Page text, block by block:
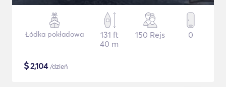
Łódka pokładowa
131 ft
40 m
150 Rejs 0
$2,104/dzień